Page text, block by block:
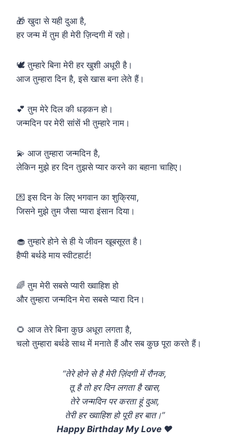
🎁 खुदा से यही दुआ है,
हर जन्म में तुम ही मेरी ज़िन्दगी में रहो।
🕊️ तुम्हारे बिना मेरी हर खुशी अधूरी है।
आज तुम्हारा दिन है, इसे खास बना लेते हैं।
💕 तुम मेरे दिल की धड़कन हो।
जन्मदिन पर मेरी सांसें भी तुम्हारे नाम।
💫 आज तुम्हारा जन्मदिन है,
लेकिन मुझे हर दिन तुझसे प्यार करने का बहाना चाहिए।
💌 इस दिन के लिए भगवान का शुक्रिया,
जिसने मुझे तुम जैसा प्यारा इंसान दिया।
🧁 तुम्हारे होने से ही ये जीवन खूबसूरत है।
हैप्पी बर्थडे माय स्वीटहार्ट!
🌈 तुम मेरी सबसे प्यारी ख्वाहिश हो
और तुम्हारा जन्मदिन मेरा सबसे प्यारा दिन।
🌻 आज तेरे बिना कुछ अधूरा लगता है,
चलो तुम्हारा बर्थडे साथ में मनाते हैं और सब कुछ पूरा करते हैं।
“तेरे होने से है मेरी ज़िंदगी में रौनक,
तू है तो हर दिन लगता है खास,
तेरे जन्मदिन पर करता हूं दुआ,
तेरी हर ख्वाहिश हो पूरी हर बात।”
Happy Birthday My Love ❤️